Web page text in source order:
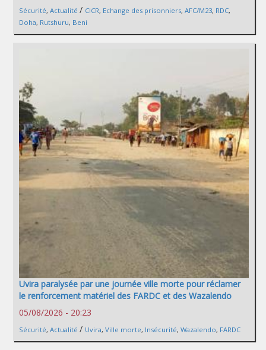
Sécurité, Actualité / CICR, Echange des prisonniers, AFC/M23, RDC,
Doha, Rutshuru, Beni
Uvira paralysée par une journée ville morte pour réclamer
le renforcement matériel des FARDC et des Wazalendo
05/08/2026 - 20:23
Sécurité, Actualité / Uvira, Ville morte, Insécurité, Wazalendo, FARDC